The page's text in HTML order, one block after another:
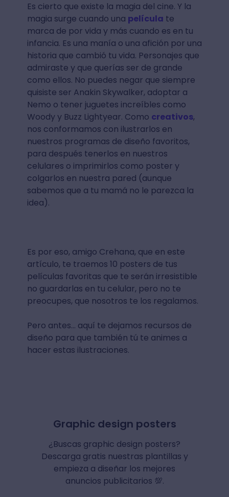
Es cierto que existe la magia del cine. Y la
magia surge cuando una película te
marca de por vida y más cuando es en tu
infancia. Es una manía o una afición por una
historia que cambió tu vida. Personajes que
admiraste y que querías ser de grande
como ellos. No puedes negar que siempre
quisiste ser Anakin Skywalker, adoptar a
Nemo o tener juguetes increíbles como
Woody y Buzz Lightyear. Como creativos,
nos conformamos con ilustrarlos en
nuestros programas de diseño favoritos,
para después tenerlos en nuestros
celulares o imprimirlos como poster y
colgarlos en nuestra pared (aunque
sabemos que a tu mamá no le parezca la
idea).
Es por eso, amigo Crehana, que en este
artículo, te traemos 10 posters de tus
películas favoritas que te serán irresistible
no guardarlas en tu celular, pero no te
preocupes, que nosotros te los regalamos.
Pero antes... aquí te dejamos recursos de
diseño para que también tú te animes a
hacer estas ilustraciones.
Graphic design posters
¿Buscas graphic design posters?
Descarga gratis nuestras plantillas y
empieza a diseñar los mejores
anuncios publicitarios 💯.